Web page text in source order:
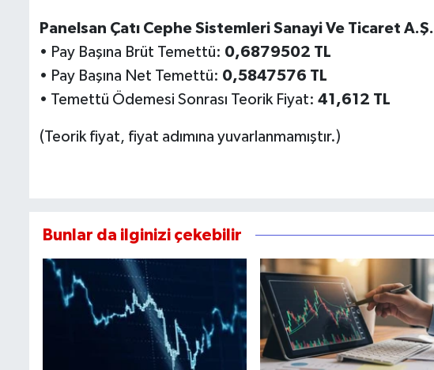
Panelsan Çatı Cephe Sistemleri Sanayi Ve Ticaret
• Pay Başına Brüt Temettü: 0,6879502 TL
• Pay Başına Net Temettü: 0,5847576 TL
• Temettü Ödemesi Sonrası Teorik Fiyat: 41,612 TL
(Teorik fiyat, fiyat adımına yuvarlanmamıştır.)
Bunlar da ilginizi çekebilir